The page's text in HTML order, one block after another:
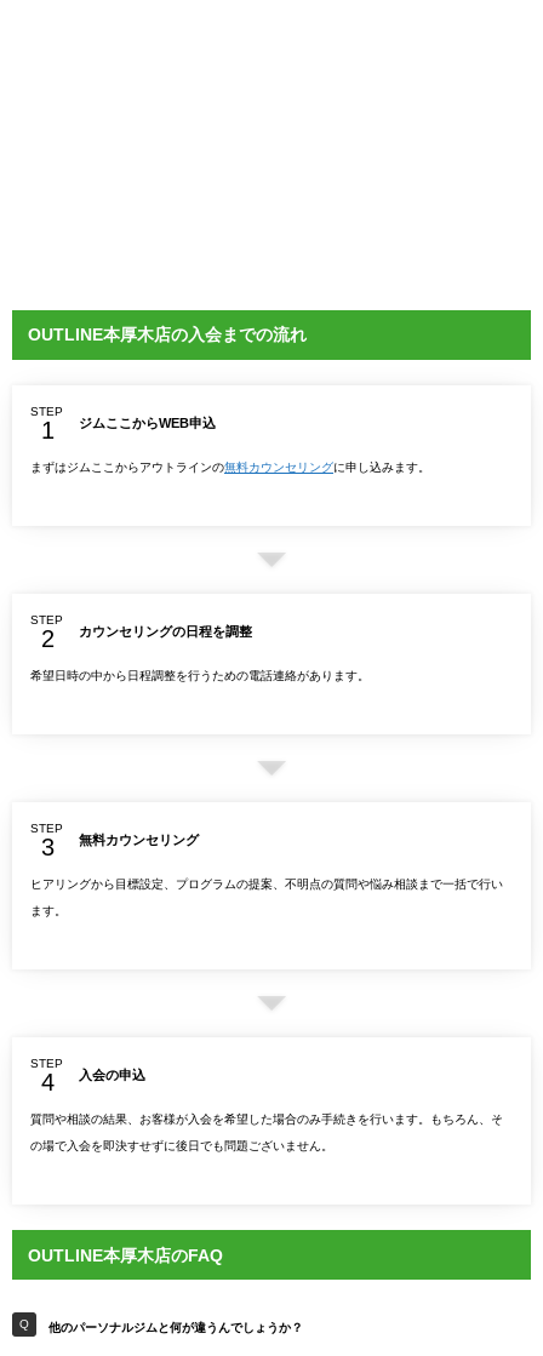
OUTLINE本厚木店の入会までの流れ
STEP
ジムここからWEB申込
まずはジムここからアウトラインの無料カウンセリングに申し込みます。
STEP
カウンセリングの日程を調整
希望日時の中から日程調整を行うための電話連絡があります。
STEP
無料カウンセリング
ヒアリングから目標設定、プログラムの提案、不明点の質問や悩み相談まで一括で行い
ます。
STEP
入会の申込
質問や相談の結果、お客様が入会を希望した場合のみ手続きを行います。もちろん、そ
の場で入会を即決すせずに後日でも問題ございません。
OUTLINE本厚木店のFAQ
他のパーソナルジムと何が違うんでしょうか？